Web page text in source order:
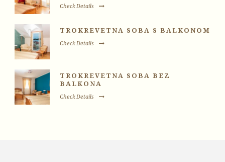
Check Details
TROKREVETNA SOBA S BALKONOM
Check Details
TROKREVETNA SOBA BEZ
BALKONA
Check Details